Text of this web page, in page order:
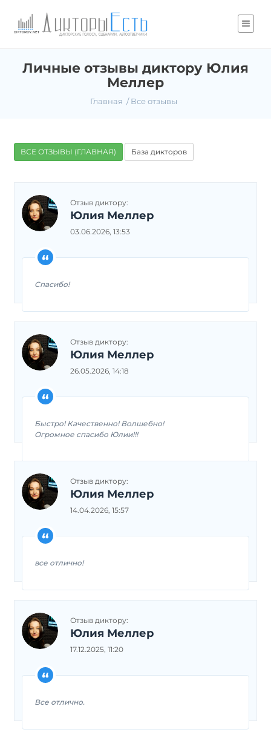
Личные отзывы диктору Юлия
Меллер
Главная Все отзывы
ВСЕ ОТЗЫВЫ (ГЛАВНАЯ) База дикторов
Отзыв диктору:
Юлия Меллер
03.06.2026, 13:53
Спасибо!
Отзыв диктору:
Юлия Меллер
26.05.2026, 14:18
Быстро! Качественно! Волшебно!
Огромное спасибо Юлии!!!
Отзыв диктору:
Юлия Меллер
14.04.2026, 15:57
все отлично!
Отзыв диктору:
Юлия Меллер
17.12.2025, 11:20
Все отлично.